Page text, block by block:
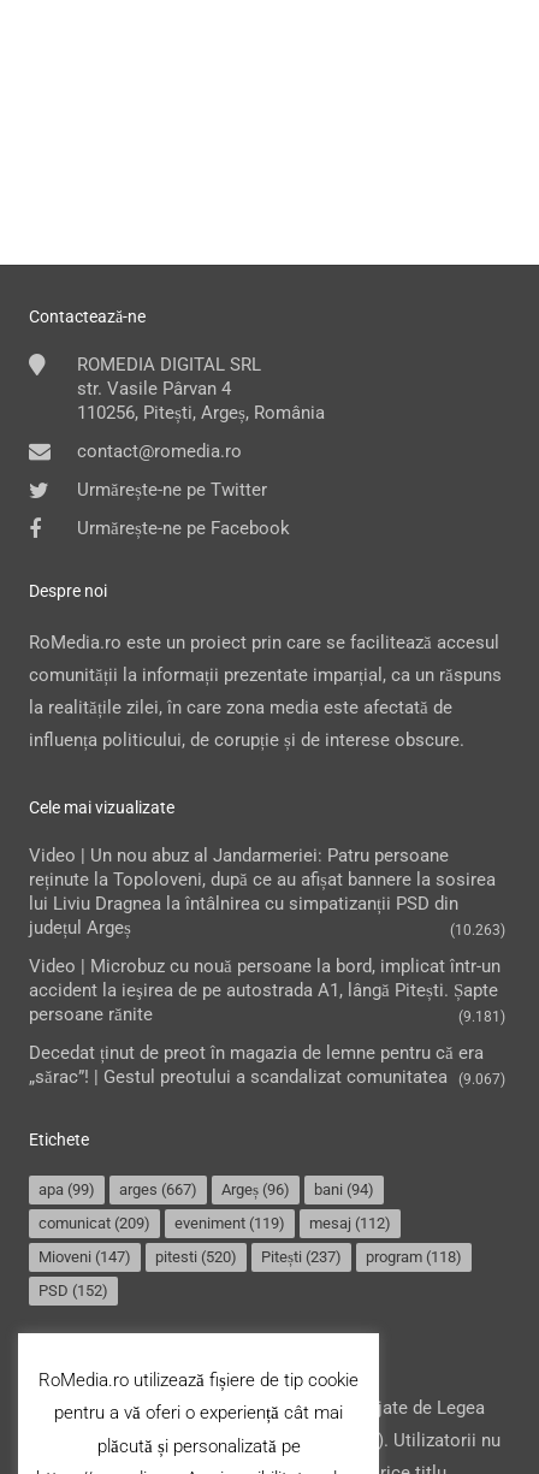
Contactează-ne
ROMEDIA DIGITAL SRL
str. Vasile Pârvan 4
110256, Pitești, Argeș, România
contact@romedia.ro
Urmărește-ne pe Twitter
Urmărește-ne pe Facebook
Despre noi
RoMedia.ro este un proiect prin care se facilitează accesul
comunității la informații prezentate imparțial, ca un răspuns
la realitățile zilei, în care zona media este afectată de
influența politicului, de corupție și de interese obscure.
Cele mai vizualizate
Video | Un nou abuz al Jandarmeriei: Patru persoane
reținute la Topoloveni, după ce au afișat bannere la sosirea
lui Liviu Dragnea la întâlnirea cu simpatizanții PSD din
județul Argeș
(10.263)
Video | Microbuz cu nouă persoane la bord, implicat într-un
accident la ieşirea de pe autostrada A1, lângă Pitești. Șapte
persoane rănite
(9.181)
Decedat ținut de preot în magazia de lemne pentru că era
„sărac”! | Gestul preotului a scandalizat comunitatea
(9.067)
Etichete
apa (99) arges (667) Argeș (96) bani (94)
comunicat (209) eveniment (119) mesaj (112)
Mioveni (147) pitesti (520) Pitești (237) program (118)
PSD (152)
Website-ul şi conţinutul acestuia, sunt protejate de Legea
drepturilor de autor din România (nr. 8/1996). Utilizatorii nu
RoMedia.ro utilizează fișiere de tip cookie
pentru a vă oferi o experiență cât mai
plăcută și personalizată pe